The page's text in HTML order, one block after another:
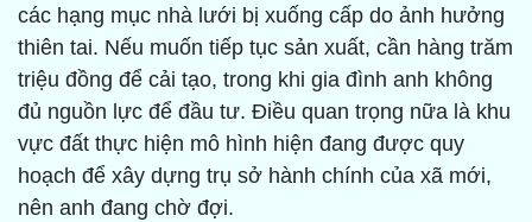
các hạng mục nhà lưới bị xuống cấp do ảnh hưởng
thiên tai. Nếu muốn tiếp tục sản xuất, cần hàng trăm
triệu đồng để cải tạo, trong khi gia đình anh không
đủ nguồn lực để đầu tư. Điều quan trọng nữa là khu
vực đất thực hiện mô hình hiện đang được quy
hoạch để xây dựng trụ sở hành chính của xã mới,
nên anh đang chờ đợi.